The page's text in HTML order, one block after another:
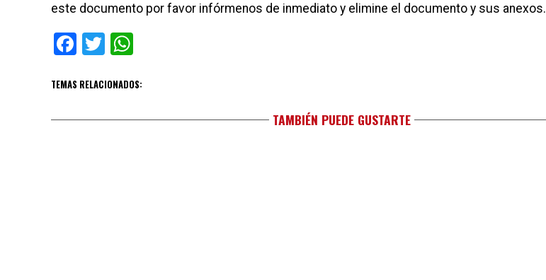
este documento por favor infórmenos de inmediato y elimine el documento y sus anexos.
Facebook
Twitter
TEMAS RELACIONADOS:
TAMBIÉN PUEDE GUSTARTE